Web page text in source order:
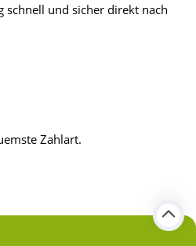
schnell und sicher direkt nach
Zahlart.